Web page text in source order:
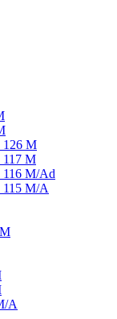
126 M
117 M
116 M/Ad
115 M/A
A